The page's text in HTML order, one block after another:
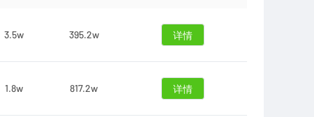
3.5w 395.2w 详情
1.8w 817.2w 详情